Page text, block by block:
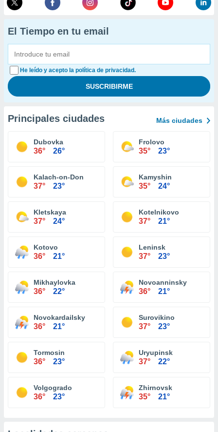
El Tiempo en tu email
He leído y acepto la política de privacidad.
Principales ciudades Más ciudades
Dubovka
36° 26°
Frolovo
35° 23°
Kalach-on-Don
37° 23°
Kamyshin
35° 24°
Kletskaya
37° 24°
Kotelnikovo
37° 21°
Kotovo
36° 21°
Leninsk
37° 23°
Mikhaylovka
36° 22°
Novoanninsky
36° 21°
Novokardailsky
36° 21°
Surovikino
37° 23°
Tormosin
36° 23°
Uryupinsk
37° 22°
Volgogrado
36° 23°
Zhirnovsk
35° 21°